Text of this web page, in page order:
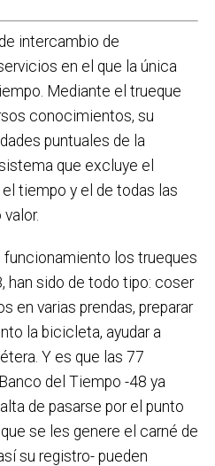
intercambio de
en el que la única
Mediante el trueque
conocimientos, su
puntuales de la
que excluye el
tiempo y el de todas las
funcionamiento los trueques
han sido de todo tipo: coser
en varias prendas, preparar
la bicicleta, ayudar a
Y es que las 77
del Tiempo -48 ya
de pasarse por el punto
se les genere el carné de
su registro- pueden